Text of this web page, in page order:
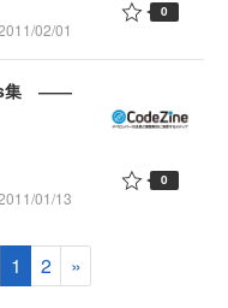
02/01
0
集 ――
01/13
0
1 2 »